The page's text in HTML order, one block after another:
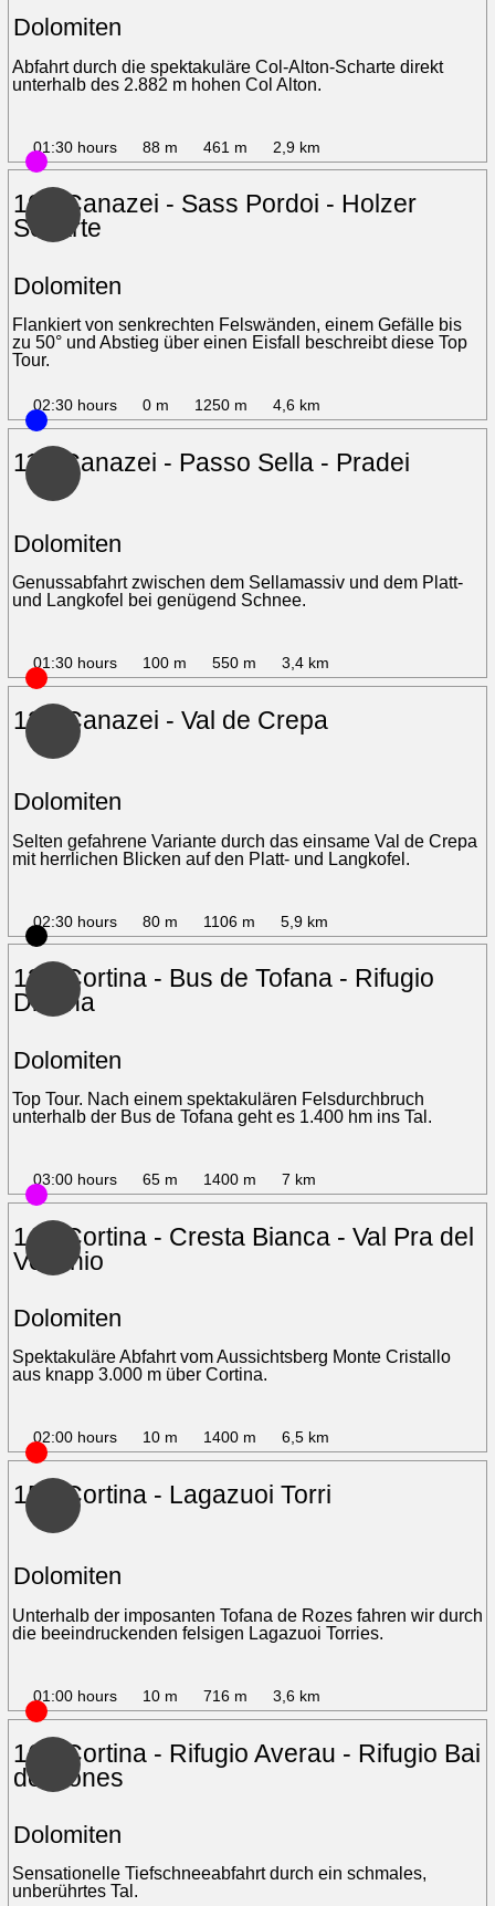
Dolomiten
Abfahrt durch die spektakuläre Col-Alton-Scharte direkt
unterhalb des 2.882 m hohen Col Alton.
01:30 hours 88 m 461 m 2,9 km
10 - Canazei - Sass Pordoi - Holzer
Scharte
Dolomiten
Flankiert von senkrechten Felswänden, einem Gefälle bis
zu 50° und Abstieg über einen Eisfall beschreibt diese Top
Tour.
02:30 hours 0 m 1250 m 4,6 km
11 - Canazei - Passo Sella - Pradei
Dolomiten
Genussabfahrt zwischen dem Sellamassiv und dem Platt-
und Langkofel bei genügend Schnee.
01:30 hours 100 m 550 m 3,4 km
12 - Canazei - Val de Crepa
Dolomiten
Selten gefahrene Variante durch das einsame Val de Crepa
mit herrlichen Blicken auf den Platt- und Langkofel.
02:30 hours 80 m 1106 m 5,9 km
13 - Cortina - Bus de Tofana - Rifugio
Dibona
Dolomiten
Top Tour. Nach einem spektakulären Felsdurchbruch
unterhalb der Bus de Tofana geht es 1.400 hm ins Tal.
03:00 hours 65 m 1400 m 7 km
14 - Cortina - Cresta Bianca - Val Pra del
Vecchio
Dolomiten
Spektakuläre Abfahrt vom Aussichtsberg Monte Cristallo
aus knapp 3.000 m über Cortina.
02:00 hours 10 m 1400 m 6,5 km
15 - Cortina - Lagazuoi Torri
Dolomiten
Unterhalb der imposanten Tofana de Rozes fahren wir durch
die beeindruckenden felsigen Lagazuoi Torries.
01:00 hours 10 m 716 m 3,6 km
16 - Cortina - Rifugio Averau - Rifugio Bai
de Dones
Dolomiten
Sensationelle Tiefschneeabfahrt durch ein schmales,
unberührtes Tal.